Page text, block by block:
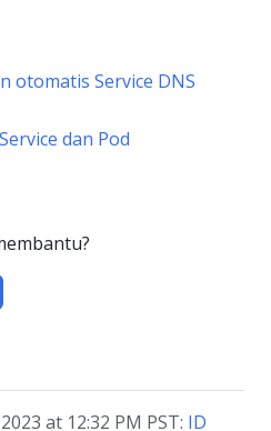
otomatis Service DNS
dan Pod
at 12:32 PM PST: ID